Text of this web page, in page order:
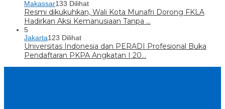
Makassar133 Dilihat
Resmi dikukuhkan, Wali Kota Munafri Dorong FKLA
Hadirkan Aksi Kemanusiaan Tanpa …
5
Jakarta123 Dilihat
Universitas Indonesia dan PERADI Profesional Buka
Pendaftaran PKPA Angkatan I 20…